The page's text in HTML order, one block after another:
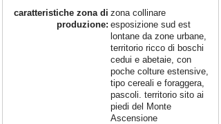
caratteristiche zona di
produzione:
zona collinare
esposizione sud est
lontane da zone urbane,
territorio ricco di boschi
cedui e abetaie, con
poche colture estensive,
tipo cereali e foraggera,
pascoli. territorio sito ai
piedi del Monte
Ascensione